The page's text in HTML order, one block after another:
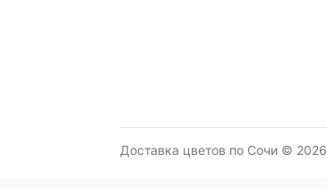
Доставка цветов по Сочи © 2026